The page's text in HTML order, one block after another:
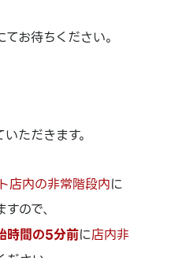
お待ちください。
ただきます。
店内の非常階段内に
ので、
時間の5分前に店内非